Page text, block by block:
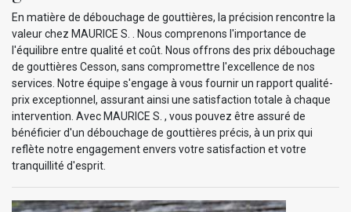
En matière de débouchage de gouttières, la précision rencontre la
valeur chez MAURICE S. . Nous comprenons l'importance de
l'équilibre entre qualité et coût. Nous offrons des prix débouchage
de gouttières Cesson, sans compromettre l'excellence de nos
services. Notre équipe s'engage à vous fournir un rapport qualité-
prix exceptionnel, assurant ainsi une satisfaction totale à chaque
intervention. Avec MAURICE S. , vous pouvez être assuré de
bénéficier d'un débouchage de gouttières précis, à un prix qui
reflète notre engagement envers votre satisfaction et votre
tranquillité d'esprit.